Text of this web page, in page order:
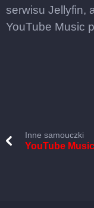
serwisu Jellyfin,
YouTube Music
Inne samouczki
YouTube Music